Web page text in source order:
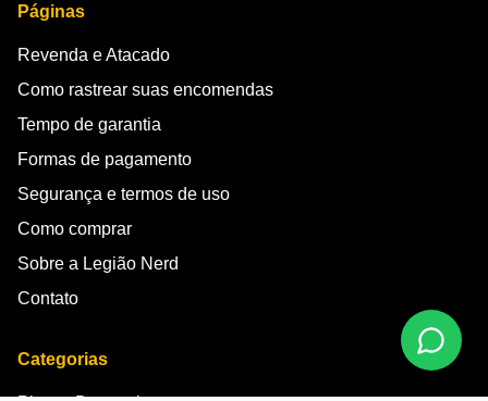
Páginas
Revenda e Atacado
Como rastrear suas encomendas
Tempo de garantia
Formas de pagamento
Segurança e termos de uso
Como comprar
Sobre a Legião Nerd
Contato
Categorias